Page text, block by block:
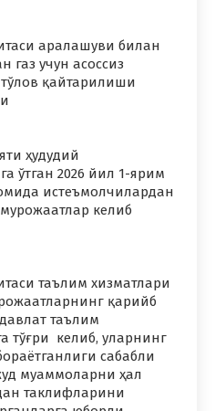
аралашуви билан
газ учун асоссиз
қайтарилиши
ҳудудий
ўтган 2026 йил 1-ярим
истеъмолчилардан
келиб
таълим хизматлари
қарийб
таълим
тўғри келиб, уларнинг
сабабли
муаммоларни ҳал
таклифларини